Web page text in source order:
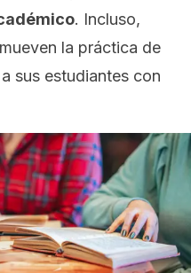
. Incluso,
la práctica de
sus estudiantes con